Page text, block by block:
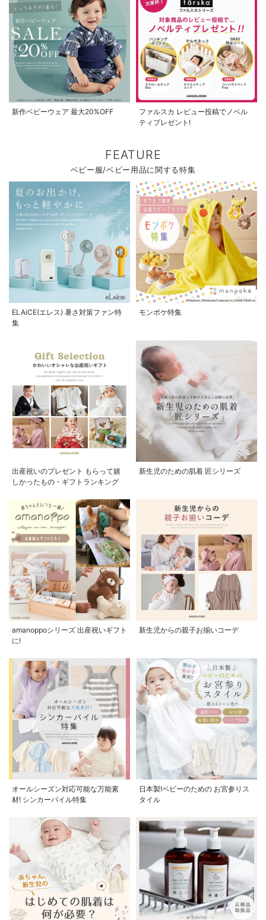
新作ベビーウェア 最大20%OFF
ファルスカ レビュー投稿でノベル
ティプレゼント!
FEATURE
ベビー服/ベビー用品に関する特集
ELAiCE(エレス) 暑さ対策ファン特
集
モンポケ特集
出産祝いのプレゼント もらって嬉
しかったもの・ギフトランキング
新生児のための肌着 匠シリーズ
amanoppoシリーズ 出産祝いギフト
に!
新生児からの親子お揃いコーデ
オールシーズン対応可能な万能素
材! シンカーパイル特集
日本製!ベビーのための お宮参りス
タイル